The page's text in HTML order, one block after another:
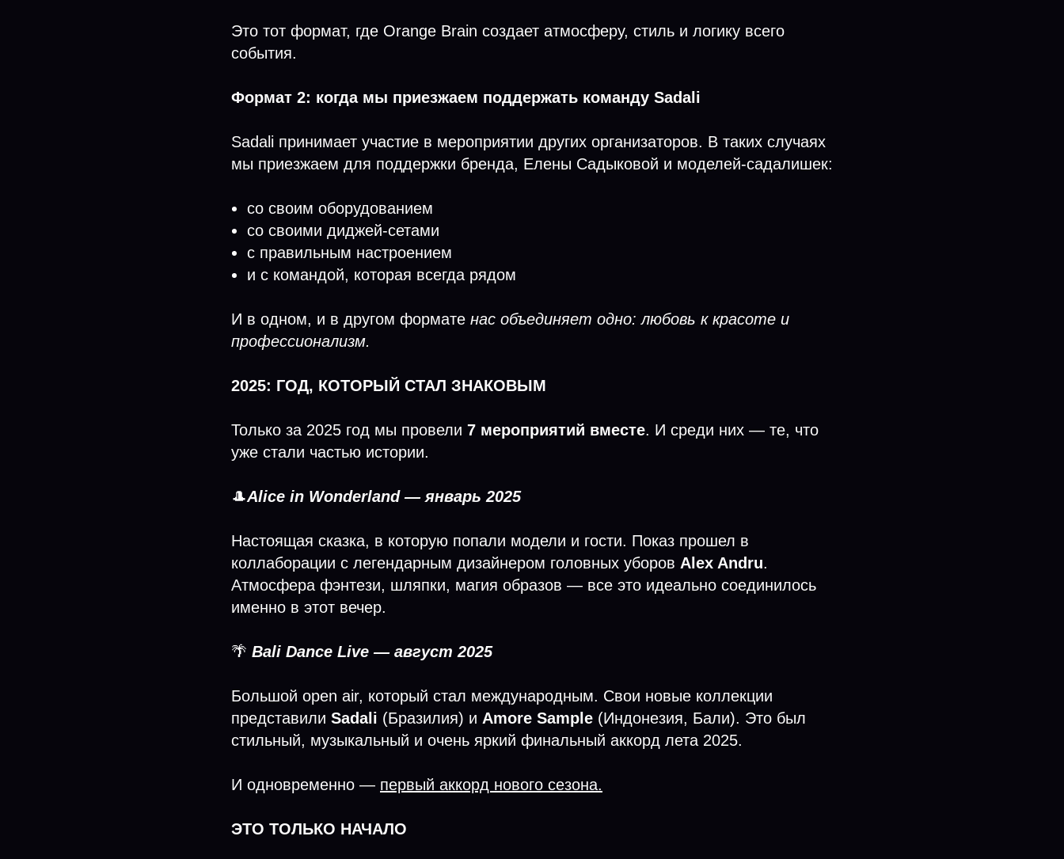
Это тот формат, где Orange Brain создает атмосферу, стиль и логику всего
события.
Формат 2: когда мы приезжаем поддержать команду Sadali
Sadali принимает участие в мероприятии других организаторов. В таких случаях
мы приезжаем для поддержки бренда, Елены Садыковой и моделей-садалишек:
со своим оборудованием
со своими диджей-сетами
с правильным настроением
и с командой, которая всегда рядом
И в одном, и в другом формате нас объединяет одно: любовь к красоте и
профессионализм.
2025: ГОД, КОТОРЫЙ СТАЛ ЗНАКОВЫМ
Только за 2025 год мы провели 7 мероприятий вместе. И среди них — те, что
уже стали частью истории.
🎩Alice in Wonderland — январь 2025
Настоящая сказка, в которую попали модели и гости. Показ прошел в
коллаборации с легендарным дизайнером головных уборов Alex Andru.
Атмосфера фэнтези, шляпки, магия образов — все это идеально соединилось
именно в этот вечер.
🌴 Bali Dance Live — август 2025
Большой open air, который стал международным. Свои новые коллекции
представили Sadali (Бразилия) и Amore Sample (Индонезия, Бали). Это был
стильный, музыкальный и очень яркий финальный аккорд лета 2025.
И одновременно — первый аккорд нового сезона.
ЭТО ТОЛЬКО НАЧАЛО